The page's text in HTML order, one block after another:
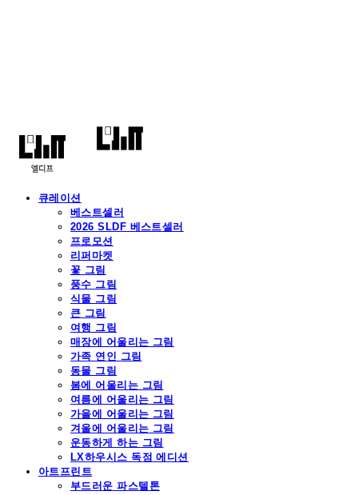
큐레이션
베스트셀러
2026 SLDF 베스트셀러
프로모션
리퍼마켓
꽃 그림
풍수 그림
식물 그림
큰 그림
여행 그림
매장에 어울리는 그림
가족 연인 그림
동물 그림
봄에 어울리는 그림
여름에 어울리는 그림
가을에 어울리는 그림
겨울에 어울리는 그림
운동하게 하는 그림
LX하우시스 독점 에디션
아트프린트
부드러운 파스텔톤